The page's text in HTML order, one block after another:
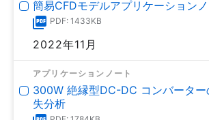
簡易CFDモデルアプリケーションノ
PDF: 1433KB
2022年11月
アプリケーションノート
300W 絶縁型DC-DC コンバーター
失分析